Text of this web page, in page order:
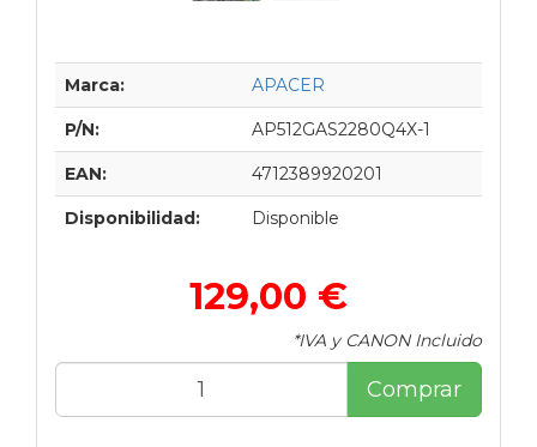
Marca: APACER
P/N: AP512GAS2280Q4X-1
EAN: 4712389920201
Disponibilidad: Disponible
129,00 €
*IVA y CANON Incluido
Comprar